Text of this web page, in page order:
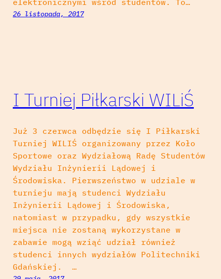
26 listopada, 2017
I Turniej Piłkarski WILiŚ
Już 3 czerwca odbędzie się I Piłkarski
Turniej WILIŚ organizowany przez Koło
Sportowe oraz Wydziałową Radę Studentów
Wydziału Inżynierii Lądowej i
Środowiska. Pierwszeństwo w udziale w
turnieju mają studenci Wydziału
Inżynierii Lądowej i Środowiska,
natomiast w przypadku, gdy wszystkie
miejsca nie zostaną wykorzystane w
zabawie mogą wziąć udział również
studenci innych wydziałów Politechniki
Gdańskiej. …